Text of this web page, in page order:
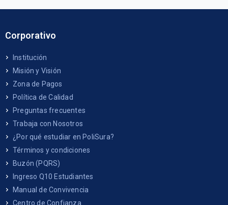
Corporativo
Institución
Misión y Visión
Zona de Pagos
Política de Calidad
Preguntas frecuentes
Trabaja con Nosotros
¿Por qué estudiar en PoliSura?
Términos y condiciones
Buzón (PQRS)
Ingreso Q10 Estudiantes
Manual de Convivencia
Centro de Confianza